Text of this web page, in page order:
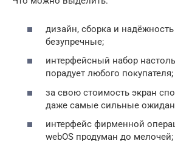
дизайн, сборка и
безупречные;
интерфейсный набор
порадует любого покупателя;
за свою стоимость экран
даже самые сильные
интерфейс фирменной
webOS продуман до мелочей;